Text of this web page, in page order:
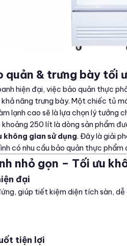
quản & trưng bày tối
hiện đại, việc bảo quản thực
khả năng trưng bày. Một chiếc tủ
lạnh cao sẽ là lựa chọn lý tưởng
250 lít là dòng sản phẩm
gian sử dụng. Đây là giải
có nhu cầu bảo quản thực phẩm
nhỏ gọn – Tối ưu
đại
giúp tiết kiệm diện tích sàn, dễ
tiện lợi